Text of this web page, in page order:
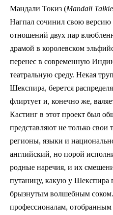
Мандали Токиз (Mandali
Нагпал сочинил свою
отношений двух пар
драмой в королевском
перенес в современную
театральную среду. Некая
Шекспира, берется
флиртует и, конечно же,
Кастинг в этот проект был
представляют не только
регионы, языки и
английский, но порой
родные наречия, и их
путаницу, какую у Шекспира
брызнутым волшебным
профессионалам, отобранным